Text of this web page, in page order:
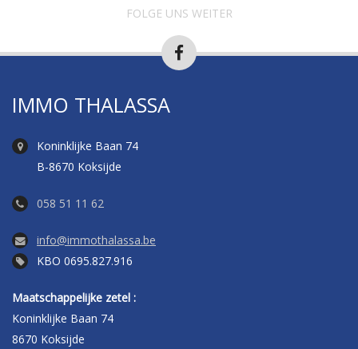
FOLGE UNS WEITER
IMMO THALASSA
Koninklijke Baan 74
B-8670 Koksijde
058 51 11 62
info@immothalassa.be
KBO 0695.827.916
Maatschappelijke zetel :
Koninklijke Baan 74
8670 Koksijde